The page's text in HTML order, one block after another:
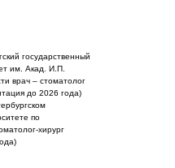
государственный
им. Акад. И.П.
врач – стоматолог
до 2026 года)
по
хирург